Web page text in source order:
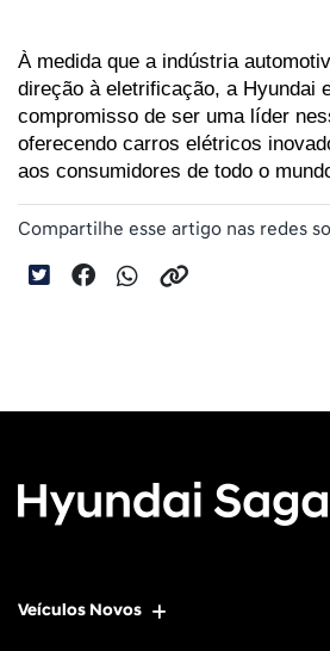
À medida que a indústria
direção à eletrificação, a Hyundai
compromisso de ser uma líder
oferecendo carros elétricos
aos consumidores de todo o
Compartilhe esse artigo nas redes
Veículos Novos